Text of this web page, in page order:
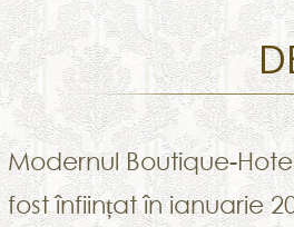
Modernul Boutique-
fost înființat în ianuarie